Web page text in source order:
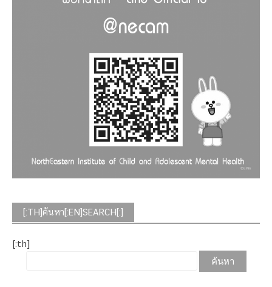
[:TH]ค้นหา[:EN]SEARCH[:]
[:th]